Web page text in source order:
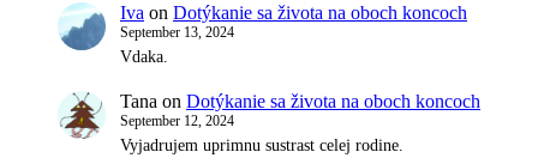
Iva on Dotýkanie sa života na oboch koncoch
September 13, 2024
Vdaka.
Tana on Dotýkanie sa života na oboch koncoch
September 12, 2024
Vyjadrujem uprimnu sustrast celej rodine.